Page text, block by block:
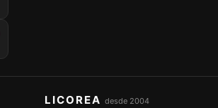
LICOREA desde 2004